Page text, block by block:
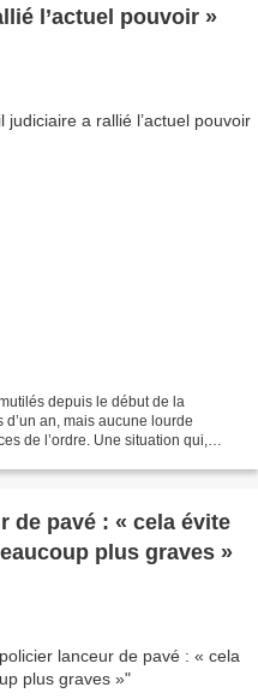
l’actuel pouvoir »
depuis le début de la
an, mais aucune lourde
de l’ordre. Une situation qui,
de pavé : « cela évite
plus graves »